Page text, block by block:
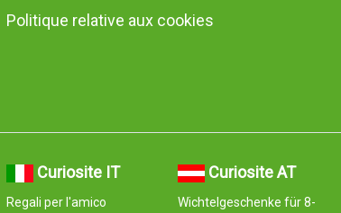
Politique relative aux cookies
Curiosite IT
Regali per l'amico
Curiosite AT
Wichtelgeschenke für 8-